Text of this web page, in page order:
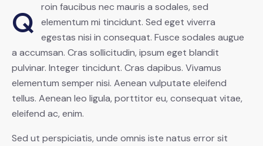
Q
roin faucibus nec mauris a sodales, sed
elementum mi tincidunt. Sed eget viverra
egestas nisi in consequat. Fusce sodales augue
a accumsan. Cras sollicitudin, ipsum eget blandit
pulvinar. Integer tincidunt. Cras dapibus. Vivamus
elementum semper nisi. Aenean vulputate eleifend
tellus. Aenean leo ligula, porttitor eu, consequat vitae,
eleifend ac, enim.
Sed ut perspiciatis, unde omnis iste natus error sit